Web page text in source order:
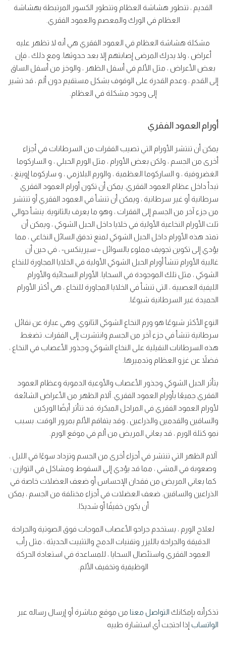
القديم ، تتطور هشاشة العظام وتتطور الكسور المرتبطة بهشاشة
العظام في الورك والمعصم والعمود الفقري.
مشكلة هشاشة العظام في العمود الفقري هي أنه لا تظهر عليه
أعراض ، ولا يدرك المرضى إصابتهم إلا بعد حدوثها. ومع ذلك ، فإن
بعض الأعراض ، مثل الألم في أسفل الظهر ، والوخز من أسفل الساق
إلى القدم ، وعدم القدرة على الوقوف بشكل مستقيم دون ألم ، قد تشير
إلى وجود مشكلة في العظام.
أورام العمود الفقري
يمكن أن تنتشر الأورام التي تصيب الفقرات من السرطانات في أجزاء
أخرى من الجسم ، ولكن بعض الأورام ، مثل الورم الحبلي ، و الساركوما
الغضروفية ، و الساركوما العظمية ، والورم البلازمي ، و ساركوما إوينغ ،
تبدأ داخل عظام العمود الفقري. يمكن أن تكون أورام العمود الفقري
سرطانية أو غير سرطانية ، ويمكن أن تنشأ في العمود الفقري أو تنتشر
من جزء آخر من الجسم إلى الفقرات ، وهو ما يعرف بالثانوية. ينشأ حوالي
ثلث الأورام النخاعية الأولية في خلايا داخل الحبل الشوكي ، ويمكن أن
تمتد هذه الأورام داخل الحبل الشوكي لمنع تدفق السائل النخاعي ، مما
يؤدي إلى تكوين تجويف مملوء بالسوائل – سيرينكس- ، في حين أن
غالبية الأورام تنشأ أورام الحبل الشوكي الأولية في الخلايا المجاورة للنخاع
الشوكي ، مثل تلك الموجودة في السحايا. الأورام السحائية والأورام
الليفية العصبية ، التي تنشأ في الخلايا المجاورة للنخاع ، هي أكثر الأورام
الحميدة غير السرطانية شيوعًا.
النوع الأكثر شيوعًا هو ورم النخاع الشوكي الثانوي. وهي عبارة عن نقائل
سرطانية تنشأ في جزء آخر من الجسم وانتشرت إلى الفقرات. تضغط
هذه السرطانات النقيلية على النخاع الشوكي وجذور الأعصاب في النخاع ،
فضلاً عن غزو العظام وتدميرها.
يتأثر الحبل الشوكي وجذور الأعصاب والأوعية الدموية وعظام العمود
الفقري جميعًا بأورام العمود الفقري. آلام الظهر من الأعراض الشائعة
لأورام العمود الفقري في المراحل المبكرة. قد تتأثر أيضًا الوركين
والساقين والقدمين والذراعين ، وقد يتفاقم الألم بمرور الوقت. بسبب
نمو كتلة الورم ، قد يعاني المريض من ألم في موقع الورم.
آلام الظهر التي تنتشر في أجزاء أخرى من الجسم وتزداد سوءًا في الليل ،
وصعوبة في المشي ، مما قد يؤدي إلى السقوط ومشاكل في التوازن ؛
كما يعاني المريض من فقدان الإحساس أو ضعف العضلات خاصة في
الذراعين والساقين. ضعف العضلات في أجزاء مختلفة من الجسم ، يمكن
أن يكون خفيفًا أو شديدًا.
لعلاج الورم ، يستخدم جراحو الأعصاب الموجات فوق الصوتية والجراحة
الدقيقة والجراحة بالليزر وتقنيات الدمج والتثبيت الحديثة ، مثل رأب
العمود الفقري واستئصال السحايا ، للمساعدة في استعادة الحركة
الوظيفية وتخفيف الألم.
تذكرأنه بإمكانك التواصل معنا من موقع مباشرة أو إرسال رساله عبر
الواتساب إذا احتجت أي استشارة طبيه